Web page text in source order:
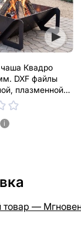
Квадро
DXF файлы
плазменной
i
—